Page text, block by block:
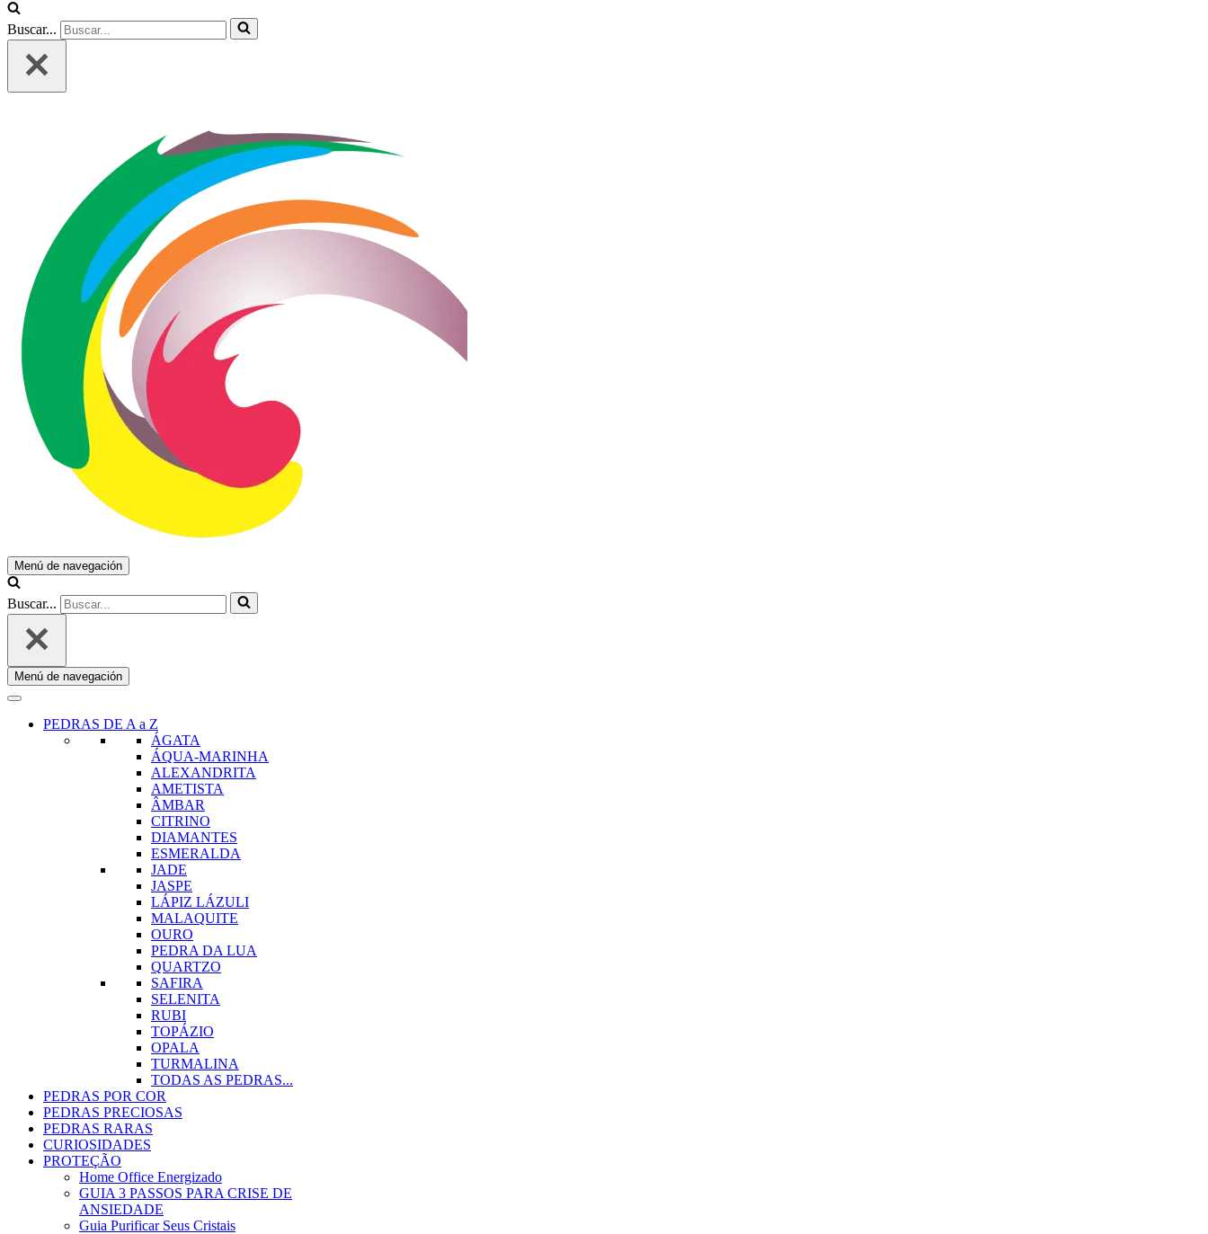
Buscar...
Menú de navegación
Buscar...
Menú de navegación
PEDRAS DE A a Z
ÁGATA
ÁQUA-MARINHA
ALEXANDRITA
AMETISTA
ÂMBAR
CITRINO
DIAMANTES
ESMERALDA
JADE
JASPE
LÁPIZ LÁZULI
MALAQUITE
OURO
PEDRA DA LUA
QUARTZO
SAFIRA
SELENITA
RUBI
TOPÁZIO
OPALA
TURMALINA
TODAS AS PEDRAS...
PEDRAS POR COR
PEDRAS PRECIOSAS
PEDRAS RARAS
CURIOSIDADES
PROTEÇÃO
Home Office Energizado
GUIA 3 PASSOS PARA CRISE DE
ANSIEDADE
Guia Purificar Seus Cristais